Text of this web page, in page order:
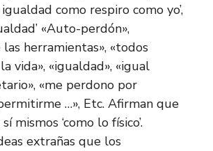
como respiro como yo’,
«Auto-perdón»,
las herramientas», «todos
vida», «igualdad», «igual
«me perdono por
…», Etc. Afirman que
sí mismos ‘como lo físico’.
extrañas que los